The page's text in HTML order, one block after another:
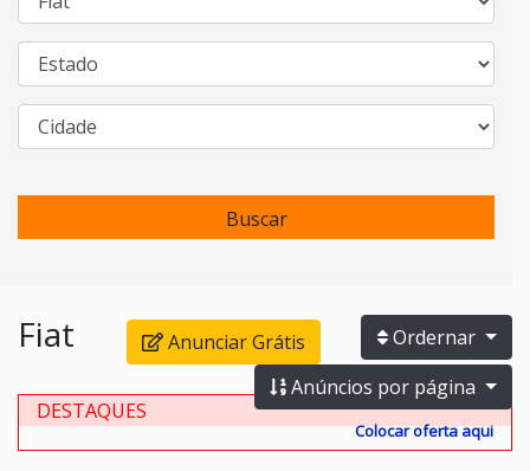
Buscar
Fiat Anunciar Grátis
Ordernar
Anúncios por página
DESTAQUES
Colocar oferta aqui